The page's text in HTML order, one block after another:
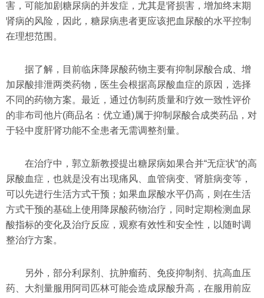
害，可能加剧糖尿病的并发症，尤其是肾损害，增加终末期
肾病的风险，因此，糖尿病患者更应该把血尿酸的水平控制
在理想范围。
据了解，目前临床降尿酸药物主要有抑制尿酸合成、增
加尿酸排泄两类药物，医生会根据高尿酸血症的原因，选择
不同的药物方案。最近，通过仿制药质量和疗效一致性评价
的非布司他片(商品名：优立通)属于抑制尿酸合成类药品，对
于轻中度肝肾功能不全患者无需调整剂量。
在治疗中，郭立新教授提出糖尿病如果合并“无症状“的高
尿酸血症，也就是没有出现痛风、血管病变、肾脏病变等，
可以先进行生活方式干预；如果血尿酸水平仍高，则在生活
方式干预的基础上使用降尿酸药物治疗，同时定期检测血尿
酸指标的变化及治疗反应，观察有效性和安全性，以随时调
整治疗方案。
另外，部分利尿剂、抗肿瘤药、免疫抑制剂、抗高血压
药、大剂量服用阿司匹林可能会造成尿酸升高，在服用前应